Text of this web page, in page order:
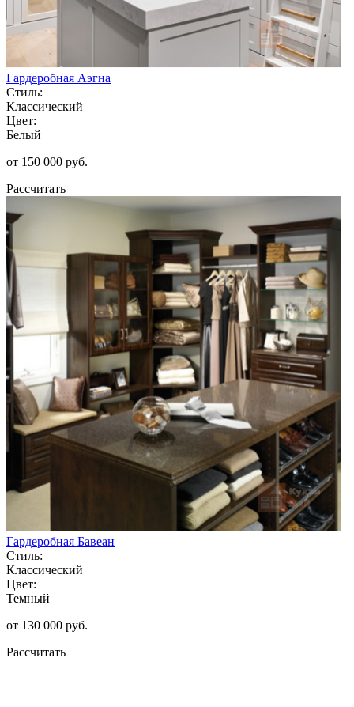
Гардеробная Аэгна
Стиль:
Классический
Цвет:
Белый
от 150 000 руб.
Рассчитать
Гардеробная Бавеан
Стиль:
Классический
Цвет:
Темный
от 130 000 руб.
Рассчитать